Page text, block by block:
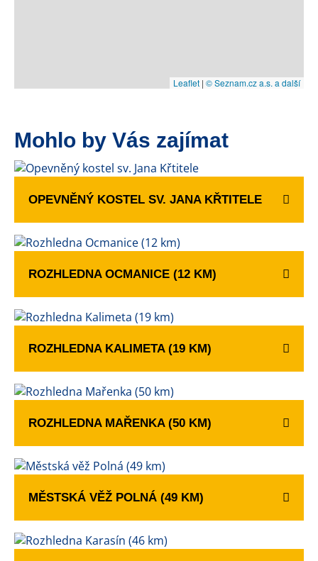
Leaflet | © Seznam.cz a.s. a další
Mohlo by Vás zajímat
OPEVNĚNÝ KOSTEL SV. JANA KŘTITELE
ROZHLEDNA OCMANICE (12 KM)
ROZHLEDNA KALIMETA (19 KM)
ROZHLEDNA MAŘENKA (50 KM)
MĚSTSKÁ VĚŽ POLNÁ (49 KM)